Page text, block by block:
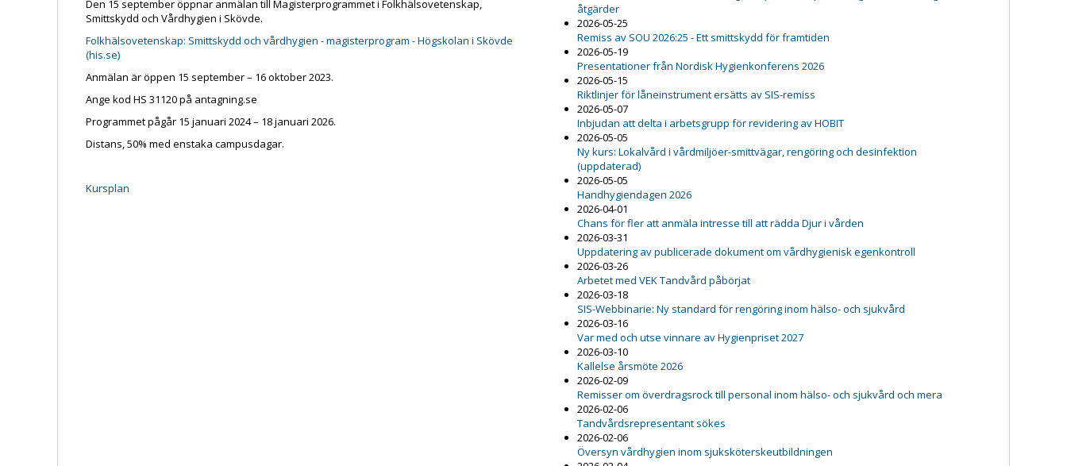
Den 15 september öppnar anmälan till Magisterprogrammet i Folkhälsovetenskap,
Smittskydd och Vårdhygien i Skövde.
Folkhälsovetenskap: Smittskydd och vårdhygien - magisterprogram - Högskolan i Skövde
(his.se)
Anmälan är öppen 15 september – 16 oktober 2023.
Ange kod HS 31120 på antagning.se
Programmet pågår 15 januari 2024 – 18 januari 2026.
Distans, 50% med enstaka campusdagar.
Kursplan
åtgärder
2026-05-25
Remiss av SOU 2026:25 - Ett smittskydd för framtiden
2026-05-19
Presentationer från Nordisk Hygienkonferens 2026
2026-05-15
Riktlinjer för låneinstrument ersätts av SIS-remiss
2026-05-07
Inbjudan att delta i arbetsgrupp för revidering av HOBIT
2026-05-05
Ny kurs: Lokalvård i vårdmiljöer-smittvägar, rengöring och desinfektion
(uppdaterad)
2026-05-05
Handhygiendagen 2026
2026-04-01
Chans för fler att anmäla intresse till att rädda Djur i vården
2026-03-31
Uppdatering av publicerade dokument om vårdhygienisk egenkontroll
2026-03-26
Arbetet med VEK Tandvård påbörjat
2026-03-18
SIS-Webbinarie: Ny standard för rengöring inom hälso- och sjukvård
2026-03-16
Var med och utse vinnare av Hygienpriset 2027
2026-03-10
Kallelse årsmöte 2026
2026-02-09
Remisser om överdragsrock till personal inom hälso- och sjukvård och mera
2026-02-06
Tandvårdsrepresentant sökes
2026-02-06
Översyn vårdhygien inom sjuksköterskeutbildningen